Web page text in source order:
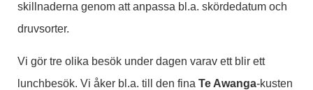
skillnaderna genom att anpassa bl.a. skördedatum och
druvsorter.
Vi gör tre olika besök under dagen varav ett blir ett
lunchbesök. Vi åker bl.a. till den fina Te Awanga-kusten